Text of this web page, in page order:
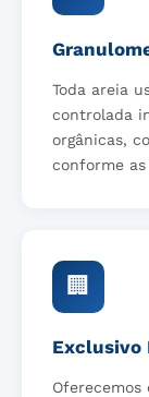
Toda areia
controlada
orgânicas,
conforme
🏢
Exclusivo
Oferecemos